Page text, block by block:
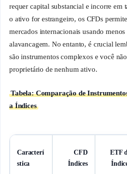
requer capital substancial e incorre em
o ativo for estrangeiro, os CFDs
mercados internacionais usando
alavancagem. No entanto, é crucial
são instrumentos complexos e você
proprietário de nenhum ativo.
Tabela: Comparação de
a Índices
Caracterí
stica
CFD
Índices
ETF